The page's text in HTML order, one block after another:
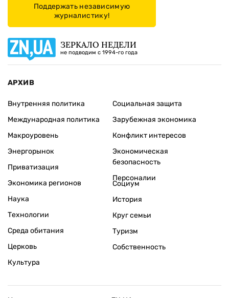
Поддержать независимую
журналистику!
ЗЕРКАЛО НЕДЕЛИ
не подводим с 1994-го года
АРХИВ
Внутренняя политика
Международная политика
Макроуровень
Энергорынок
Приватизация
Экономика регионов
Социальная защита
Зарубежная экономика
Конфликт интересов
Экономическая
безопасность
Персоналии
Наука
Технологии
Среда обитания
Церковь
Культура
Социум
История
Круг семьи
Туризм
Собственность